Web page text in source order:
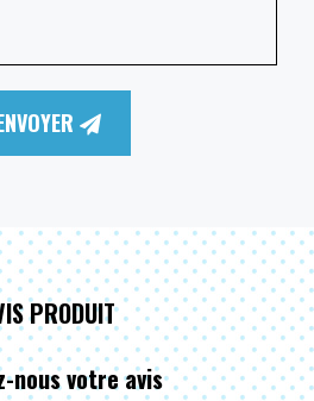
PRODUIT
nous votre avis